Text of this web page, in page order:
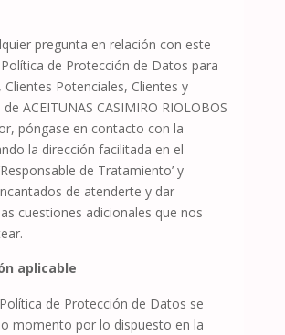
pregunta en relación con este
de Protección de Datos para
Potenciales, Clientes y
de ACEITUNAS CASIMIRO RIOLOBOS
póngase en contacto con la
la dirección facilitada en el
de Tratamiento’ y
de atenderte y dar
cuestiones adicionales que nos
aplicable
de Protección de Datos se
momento por lo dispuesto en la